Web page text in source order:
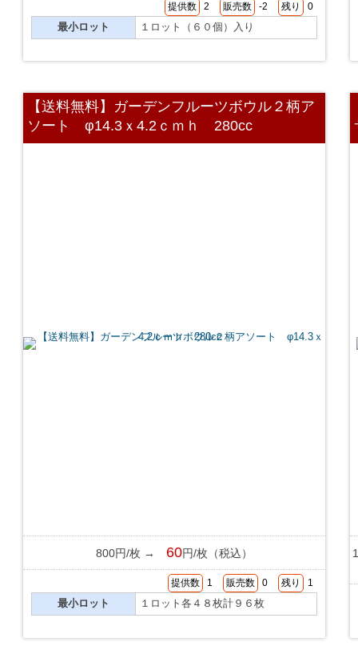
提供数 2 販売数 -2 残り 0
最小ロット １ロット（６０個）入り
【送料無料】ガーデンフルーツボウル２柄ア
ソート φ14.3ｘ4.2ｃｍｈ 280cc
800円/枚 → 60円/枚（税込）
提供数 1 販売数 0 残り 1
最小ロット １ロット各４８枚計９６枚